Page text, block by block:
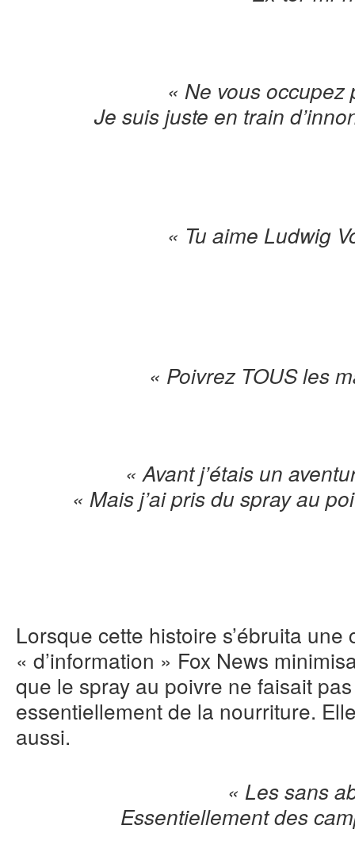
« Ne vous occupez
Je suis juste en train
« Tu aime Ludwig
« Poivrez TOUS les
« Avant j’étais un
« Mais j’ai pris du spray au
Lorsque cette histoire s’ébruita
« d’information » Fox News
que le spray au poivre ne faisait
essentiellement de la nourriture.
aussi.
« Les sans
Essentiellement des